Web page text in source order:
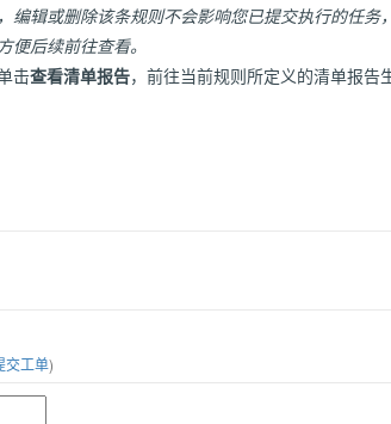
编辑或删除该条规则不会影响您已提交执行的任
便后续前往查看。
击查看清单报告，前往当前规则所定义的清单报
交工单)